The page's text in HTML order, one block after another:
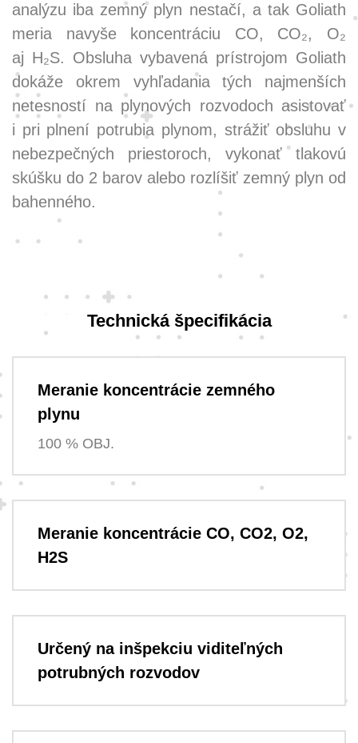
analýzu iba zemný plyn nestačí, a tak Goliath
meria navyše koncentráciu CO, CO₂, O₂
aj H₂S. Obsluha vybavená prístrojom Goliath
dokáže okrem vyhľadania tých najmenších
netesností na plynových rozvodoch asistovať
i pri plnení potrubia plynom, strážiť obsluhu v
nebezpečných priestoroch, vykonať tlakovú
skúšku do 2 barov alebo rozlíšiť zemný plyn od
bahenného.
Technická špecifikácia
Meranie koncentrácie zemného
plynu
100 % OBJ.
Meranie koncentrácie CO, CO2, O2,
H2S
Určený na inšpekciu viditeľných
potrubných rozvodov